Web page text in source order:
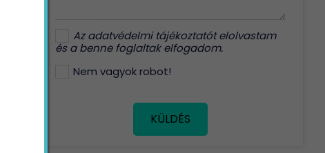
Azadatvédelmi tájékoztatótelolvastam
és a benne foglaltak elfogadom.
Nem vagyok robot!
KÜLDÉS